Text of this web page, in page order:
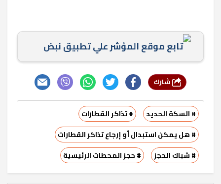
تابع موقع المؤشر علي تطبيق نبض
# السكة الحديد
# تذاكر القطارات
# هل يمكن استبدال أو إرجاع تذاكر القطارات
# شباك الحجز
# حجز المحطات الرئيسية